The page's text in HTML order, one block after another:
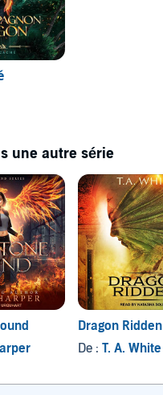
une autre série
Dragon Ridden
De : T. A. White